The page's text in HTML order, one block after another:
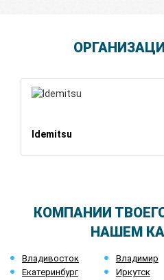
Idemitsu
КОМПАНИИ
НАШЕМ
Владивосток Владимир
Екатеринбург
Иркутск